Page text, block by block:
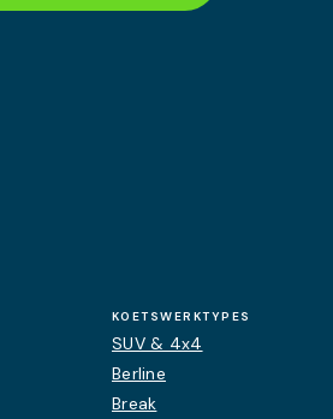
KOETSWERKTYPES
SUV & 4x4
Berline
Break